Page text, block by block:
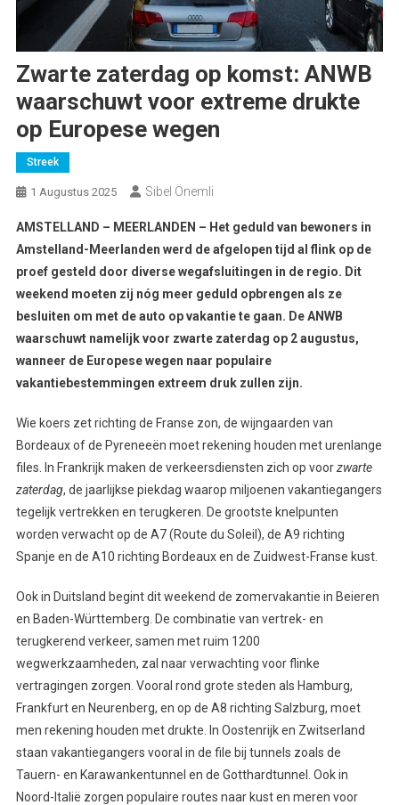
Zwarte zaterdag op komst: ANWB
waarschuwt voor extreme drukte
op Europese wegen
Streek
1 Augustus 2025 Sibel Önemli
AMSTELLAND – MEERLANDEN – Het geduld van bewoners in
Amstelland-Meerlanden werd de afgelopen tijd al flink op de
proef gesteld door diverse wegafsluitingen in de regio. Dit
weekend moeten zij nóg meer geduld opbrengen als ze
besluiten om met de auto op vakantie te gaan. De ANWB
waarschuwt namelijk voor zwarte zaterdag op 2 augustus,
wanneer de Europese wegen naar populaire
vakantiebestemmingen extreem druk zullen zijn.
Wie koers zet richting de Franse zon, de wijngaarden van
Bordeaux of de Pyreneeën moet rekening houden met urenlange
files. In Frankrijk maken de verkeersdiensten zich op voorzwarte
zaterdag, de jaarlijkse piekdag waarop miljoenen vakantiegangers
tegelijk vertrekken en terugkeren. De grootste knelpunten
worden verwacht op de A7 (Route du Soleil), de A9 richting
Spanje en de A10 richting Bordeaux en de Zuidwest-Franse kust.
Ook in Duitsland begint dit weekend de zomervakantie in Beieren
en Baden-Württemberg. De combinatie van vertrek- en
terugkerend verkeer, samen met ruim 1200
wegwerkzaamheden, zal naar verwachting voor flinke
vertragingen zorgen. Vooral rond grote steden als Hamburg,
Frankfurt en Neurenberg, en op de A8 richting Salzburg, moet
men rekening houden met drukte. In Oostenrijk en Zwitserland
staan vakantiegangers vooral in de file bij tunnels zoals de
Tauern- en Karawankentunnel en de Gotthardtunnel. Ook in
Noord-Italië zorgen populaire routes naar kust en meren voor